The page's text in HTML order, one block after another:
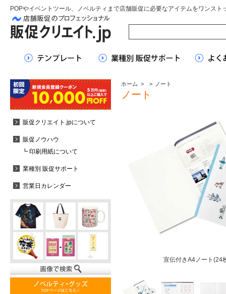
POPやイベントツール、ノベルティまで店舗販促に必要なアイテムをワンスト
ホーム > > ノート
ノート
宣伝付きA4ノート(24
販促クリエイト.jpについて
販促ノウハウ
┗ 印刷用紙について
業種別 販促サポート
営業日カレンダー